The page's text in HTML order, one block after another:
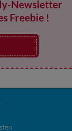
Newsletter
Freebie !